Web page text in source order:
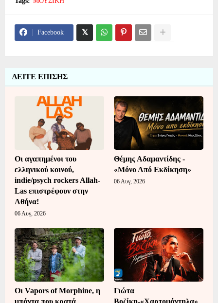
Facebook
ΔΕΙΤΕ ΕΠΙΣΗΣ
Οι αγαπημένοι του
ελληνικού κοινού,
indie/psych rockers Allah-
Las επιστρέφουν στην
Αθήνα!
06 Αυγ, 2026
Θέμης Αδαμαντίδης -
«Μόνο Από Εκδίκηση»
06 Αυγ, 2026
Οι Vapors of Morphine, η
μπάντα που κρατά
Γιώτα
Βοζίκη-«Χαρτομάντηλα»